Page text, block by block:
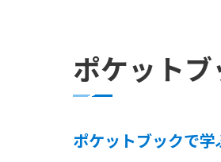
ポケット
ポケットブックで